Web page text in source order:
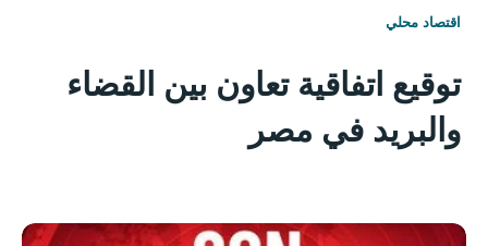
اقتصاد محلي
توقيع اتفاقية تعاون بين القضاء
والبريد في مصر